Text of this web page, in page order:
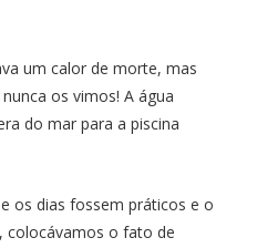
um calor de morte, mas
os vimos! A água
do mar para a piscina
os dias fossem práticos e o
colocávamos o fato de